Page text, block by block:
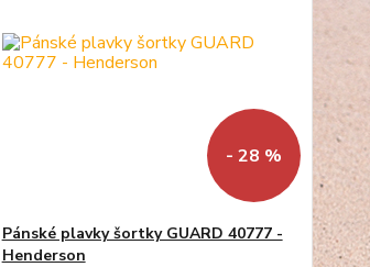
- 28 %
Pánské plavky šortky GUARD 40777 -
Henderson